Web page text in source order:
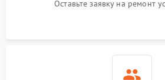
Оставьте заявку на ремонт